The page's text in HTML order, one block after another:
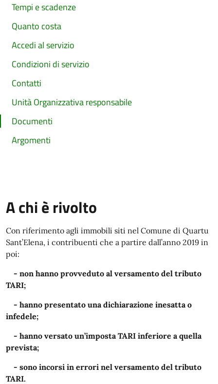
Tempi e scadenze
Quanto costa
Accedi al servizio
Condizioni di servizio
Contatti
Unità Organizzativa responsabile
Documenti
Argomenti
A chi è rivolto
Con riferimento agli immobili siti nel Comune di Quartu
Sant’Elena, i contribuenti che a partire dall’anno 2019 in
poi:
- non hanno provveduto al versamento del tributo
TARI;
- hanno presentato una dichiarazione inesatta o
infedele;
- hanno versato un’imposta TARI inferiore a quella
prevista;
- sono incorsi in errori nel versamento del tributo
TARI.